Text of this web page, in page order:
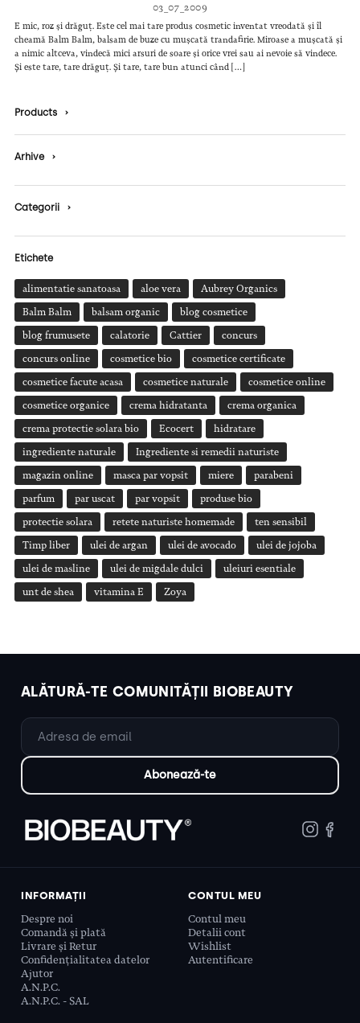
03_07_2009
E mic, roz și drăguț. Este cel mai tare produs cosmetic inventat vreodată și îl
cheamă Balm Balm, balsam de buze cu mușcată trandafirie. Miroase a mușcată și
a nimic altceva, vindecă mici arsuri de soare și orice vrei sau ai nevoie să vindece.
Și este tare, tare drăguț. Și tare, tare bun atunci când […]
Products ›
Arhive ›
Categorii ›
Etichete
alimentatie sanatoasa aloe vera Aubrey Organics
Balm Balm balsam organic blog cosmetice
blog frumusete calatorie Cattier concurs
concurs online cosmetice bio cosmetice certificate
cosmetice facute acasa cosmetice naturale cosmetice online
cosmetice organice crema hidratanta crema organica
crema protectie solara bio Ecocert hidratare
ingrediente naturale Ingrediente si remedii naturiste
magazin online masca par vopsit miere parabeni
parfum par uscat par vopsit produse bio
protectie solara retete naturiste homemade ten sensibil
Timp liber ulei de argan ulei de avocado ulei de jojoba
ulei de masline ulei de migdale dulci uleiuri esentiale
unt de shea vitamina E Zoya
ALĂTURĂ-TE COMUNITĂȚII BIOBEAUTY
INFORMAȚII
Despre noi
Comandă și plată
Livrare și Retur
Confidențialitatea datelor
Ajutor
A.N.P.C.
A.N.P.C. - SAL
CONTUL MEU
Contul meu
Detalii cont
Wishlist
Autentificare